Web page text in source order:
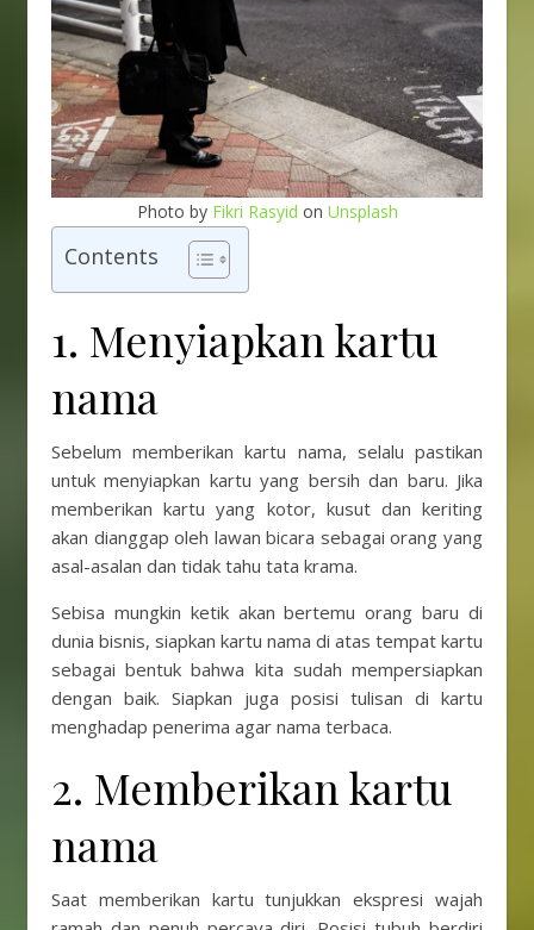
Photo by Fikri Rasyid on Unsplash
Contents
1. Menyiapkan kartu
nama
Sebelum memberikan kartu nama, selalu pastikan
untuk menyiapkan kartu yang bersih dan baru. Jika
memberikan kartu yang kotor, kusut dan keriting
akan dianggap oleh lawan bicara sebagai orang yang
asal-asalan dan tidak tahu tata krama.
Sebisa mungkin ketik akan bertemu orang baru di
dunia bisnis, siapkan kartu nama di atas tempat kartu
sebagai bentuk bahwa kita sudah mempersiapkan
dengan baik. Siapkan juga posisi tulisan di kartu
menghadap penerima agar nama terbaca.
2. Memberikan kartu
nama
Saat memberikan kartu tunjukkan ekspresi wajah